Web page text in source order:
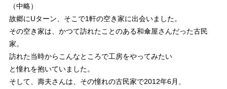
（中略）
故郷にUターン、そこで1軒の空き家に出会いました。
その空き家は、かつて訪れたことのある和傘屋さんだった古民
家。
訪れた当時からこんなところで工房をやってみたい
と憧れを抱いていました。
そして、壽夫さんは、その憧れの古民家で2012年6月、